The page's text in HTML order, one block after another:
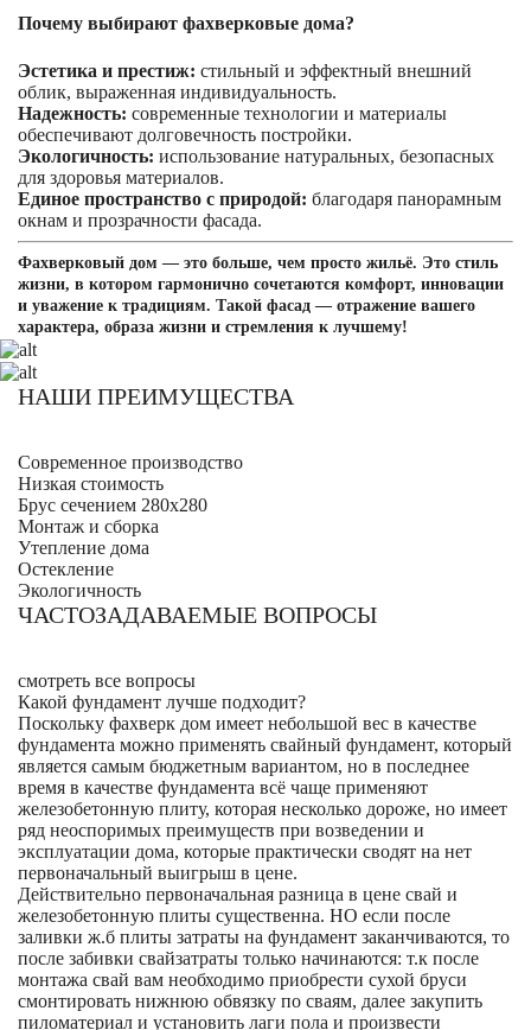
Почему выбирают фахверковые дома?
Эстетика и престиж: стильный и эффектный внешний
облик, выраженная индивидуальность.
Надежность: современные технологии и материалы
обеспечивают долговечность постройки.
Экологичность: использование натуральных, безопасных
для здоровья материалов.
Единое пространство с природой: благодаря панорамным
окнам и прозрачности фасада.
Фахверковый дом — это больше, чем просто жильё. Это стиль
жизни, в котором гармонично сочетаются комфорт, инновации
и уважение к традициям. Такой фасад — отражение вашего
характера, образа жизни и стремления к лучшему!
НАШИ ПРЕИМУЩЕСТВА
Современное производство
Низкая стоимость
Брус сечением 280х280
Монтаж и сборка
Утепление дома
Остекление
Экологичность
ЧАСТОЗАДАВАЕМЫЕ ВОПРОСЫ
смотреть все вопросы
Какой фундамент лучше подходит?
Поскольку фахверк дом имеет небольшой вес в качестве
фундамента можно применять свайный фундамент, который
является самым бюджетным вариантом, но в последнее
время в качестве фундамента всё чаще применяют
железобетонную плиту, которая несколько дороже, но имеет
ряд неоспоримых преимуществ при возведении и
эксплуатации дома, которые практически сводят на нет
первоначальный выигрыш в цене.
Действительно первоначальная разница в цене свай и
железобетонную плиты существенна. НО если после
заливки ж.б плиты затраты на фундамент заканчиваются, то
после забивки свайзатраты только начинаются: т.к после
монтажа свай вам необходимо приобрести сухой бруси
смонтировать нижнюю обвязку по сваям, далее закупить
пиломатериал и установить лаги пола и произвести